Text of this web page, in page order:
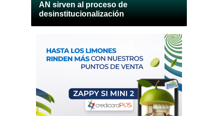
AN sirven al proceso de
desinstitucionalización